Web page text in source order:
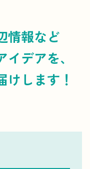
情報など
イデアを、
けします！